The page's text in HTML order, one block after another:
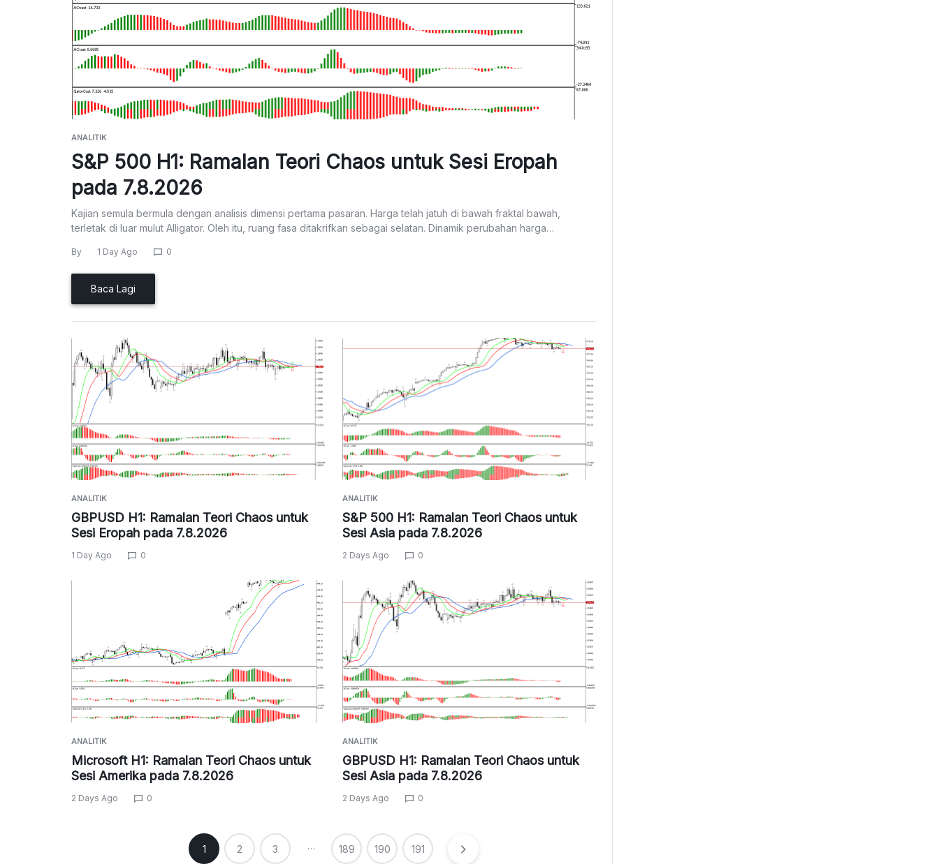
ANALITIK
S&P 500 H1: Ramalan Teori Chaos untuk Sesi Eropah
pada 7.8.2026
Kajian semula bermula dengan analisis dimensi pertama pasaran. Harga telah jatuh di bawah fraktal bawah,
terletak di luar mulut Alligator. Oleh itu, ruang fasa ditakrifkan sebagai selatan. Dinamik perubahan harga…
By 1 Day Ago 0
Baca Lagi
ANALITIK
GBPUSD H1: Ramalan Teori Chaos untuk
Sesi Eropah pada 7.8.2026
1 Day Ago 0
ANALITIK
S&P 500 H1: Ramalan Teori Chaos untuk
Sesi Asia pada 7.8.2026
2 Days Ago 0
ANALITIK
Microsoft H1: Ramalan Teori Chaos untuk
Sesi Amerika pada 7.8.2026
2 Days Ago 0
ANALITIK
GBPUSD H1: Ramalan Teori Chaos untuk
Sesi Asia pada 7.8.2026
2 Days Ago 0
1 2 3 … 189 190 191